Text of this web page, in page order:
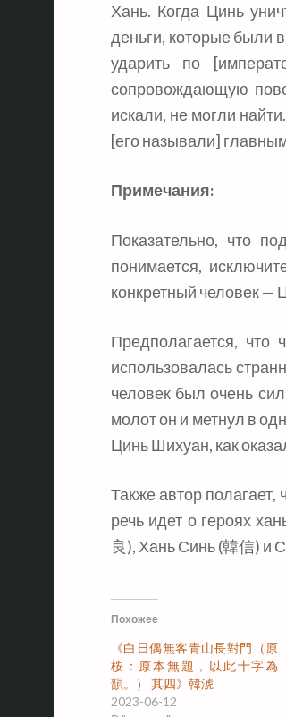
Хань. Когда Цинь
деньги, которые были
ударить по
сопровождающую
искали, не могли
[его называли]
Примечания:
Показательно, что
понимается,
конкретный человек —
Предполагается, что
использовалась
человек был очень
молот он и метнул в
Цинь Шихуан, как
Также автор полагает,
речь идет о героях
良), Хань Синь (韓信) и
Похожее
《白日偶無客青山長對門（原
桉：原本無題，以此十字為
韻。） 其四》韓淲
2023-06-12